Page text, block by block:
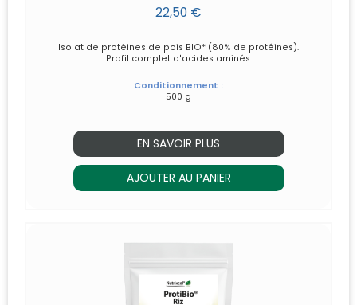
22,50 €
Isolat de protéines de pois BIO* (80% de protéines).
Profil complet d'acides aminés.
Conditionnement :
500 g
EN SAVOIR PLUS
AJOUTER AU PANIER